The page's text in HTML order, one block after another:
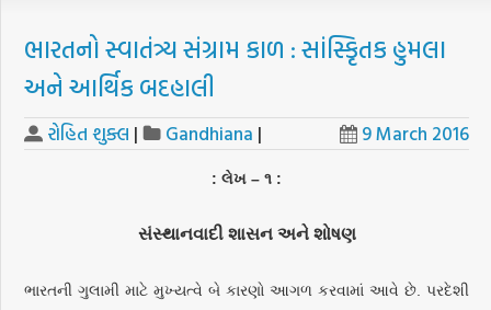
ભારતનો સ્વાતંત્ર્ય સંગ્રામ કાળ : સાંસ્કૃિતક હુમલા
અને આર્થિક બદહાલી
રોહિત શુક્લ | Gandhiana | 9 March 2016
: લેખ – ૧ :
સંસ્થાનવાદી શાસન અને શોષણ
ભારતની ગુલામી માટે મુખ્યત્વે બે કારણો આગળ કરવામાં આવે છે. પરદેશી